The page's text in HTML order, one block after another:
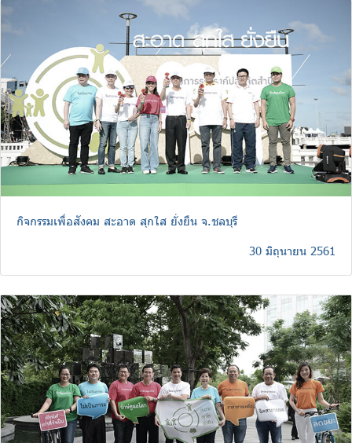
กิจกรรมเพื่อสังคม สะอาด สุกใส ยั่งยืน จ.ชลบุรี
30 มิถุนายน 2561